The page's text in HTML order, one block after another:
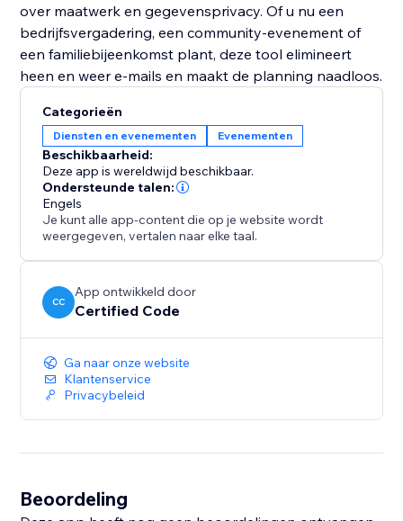
over maatwerk en gegevensprivacy. Of u nu een
bedrijfsvergadering, een community-evenement of
een familiebijeenkomst plant, deze tool elimineert
heen en weer e-mails en maakt de planning naadloos.
Categorieën
Diensten en evenementen Evenementen
Beschikbaarheid:
Deze app is wereldwijd beschikbaar.
Ondersteunde talen:
Engels
Je kunt alle app-content die op je website wordt
weergegeven, vertalen naar elke taal.
CC
App ontwikkeld door
Certified Code
Ga naar onze website
Klantenservice
Privacybeleid
Beoordeling